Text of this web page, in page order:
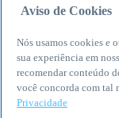
Aviso de Cookies
Nós usamos cookies e
sua experiência em
recomendar conteúdo
você concorda com tal
Privacidade